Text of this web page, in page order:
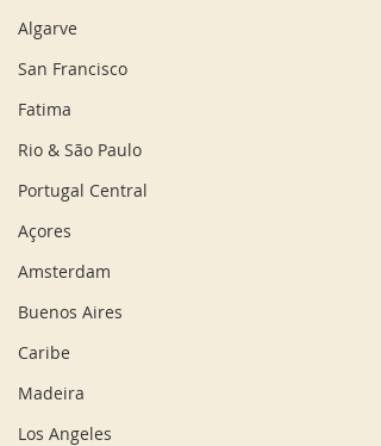
Algarve
San Francisco
Fatima
Rio & São Paulo
Portugal Central
Açores
Amsterdam
Buenos Aires
Caribe
Madeira
Los Angeles